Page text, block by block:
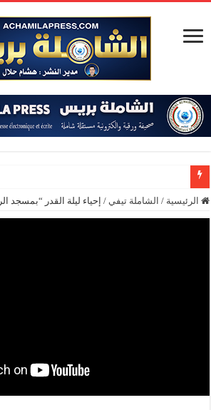
الرئيسية / الشاملة تيفي / إحياء ليلة القدر “بمسجد